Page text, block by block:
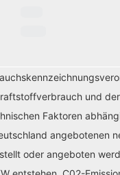
und
Faktoren
angebotenen
oder angeboten